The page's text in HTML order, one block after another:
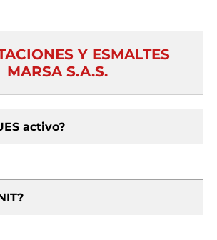
Y ESMALTES
MARSA S.A.S.
activo?